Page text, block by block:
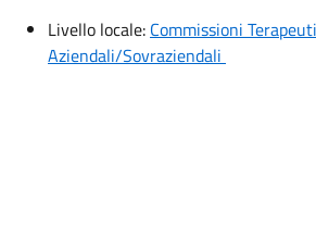
Livello locale: Commissioni
Aziendali/Sovraziendali